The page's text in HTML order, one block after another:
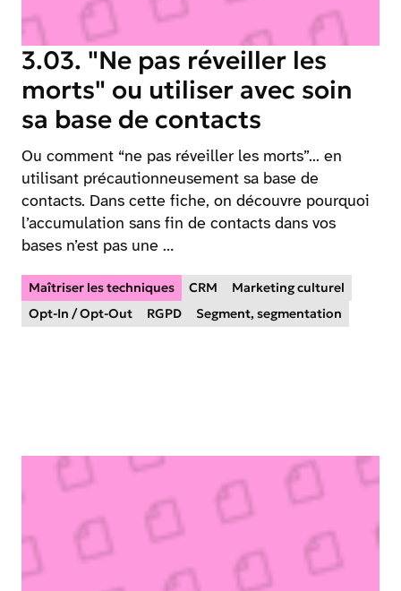
3.03. "Ne pas réveiller les
morts" ou utiliser avec soin
sa base de contacts
Ou comment “ne pas réveiller les morts”... en
utilisant précautionneusement sa base de
contacts. Dans cette fiche, on découvre pourquoi
l’accumulation sans fin de contacts dans vos
bases n’est pas une …
Maîtriser les techniques CRM
Marketing culturel
Opt-In / Opt-Out
RGPD Segment, segmentation